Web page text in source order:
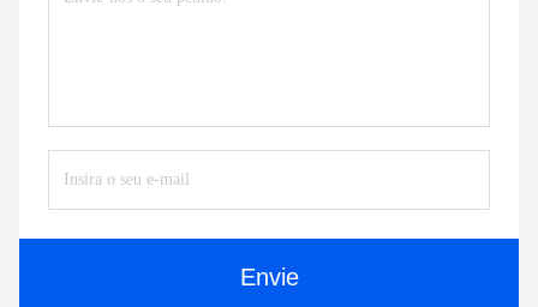
Envie